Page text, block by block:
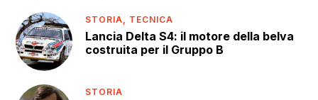
STORIA, TECNICA
Lancia Delta S4: il motore della belva
costruita per il Gruppo B
STORIA